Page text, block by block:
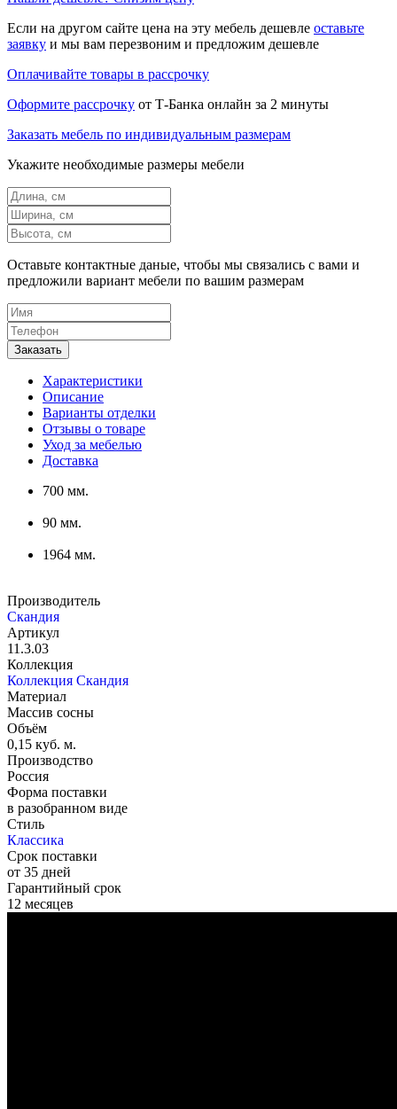
Если на другом сайте цена на эту мебель дешевле оставьте
заявку и мы вам перезвоним и предложим дешевле
Оплачивайте товары в рассрочку
Оформите рассрочку от Т-Банка онлайн за 2 минуты
Заказать мебель по индивидуальным размерам
Укажите необходимые размеры мебели
Оставьте контактные даные, чтобы мы связались с вами и
предложили вариант мебели по вашим размерам
Характеристики
Описание
Варианты отделки
Отзывы о товаре
Уход за мебелью
Доставка
700 мм.
90 мм.
1964 мм.
Производитель
Скандия
Артикул
11.3.03
Коллекция
Коллекция Скандия
Материал
Массив сосны
Объём
0,15 куб. м.
Производство
Россия
Форма поставки
в разобранном виде
Стиль
Классика
Срок поставки
от 35 дней
Гарантийный срок
12 месяцев